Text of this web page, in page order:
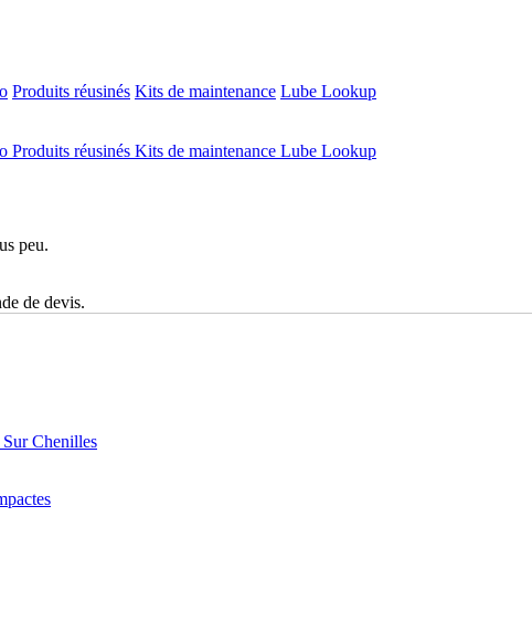
Produits réusinés Kits de maintenance Lube Lookup
Produits réusinés Kits de maintenance Lube Lookup
peu.
de devis.
Sur Chenilles